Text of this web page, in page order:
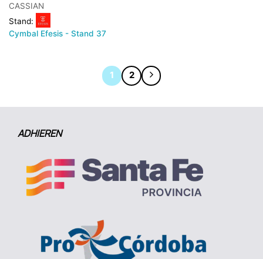
CASSIAN
Stand:
Cymbal Efesis - Stand 37
1 2
ADHIEREN